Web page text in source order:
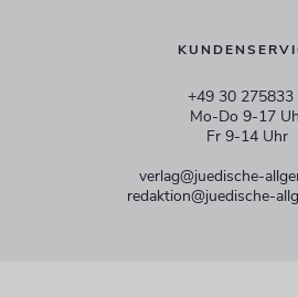
+49 30 275833
Mo-Do 9-17
Fr 9-14 Uhr
verlag@juedische-
redaktion@juedische-